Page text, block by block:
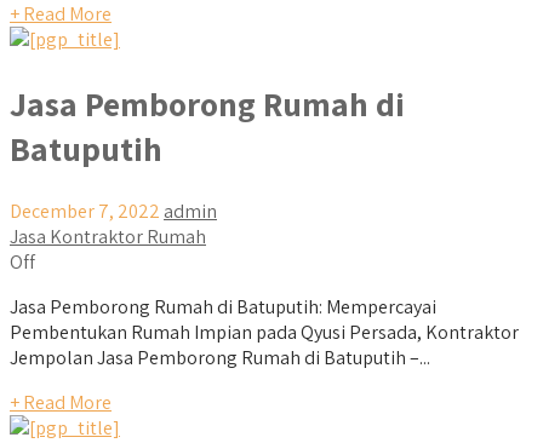
+ Read More
Jasa Pemborong Rumah di
Batuputih
December 7, 2022 admin
Jasa Kontraktor Rumah
Off
Jasa Pemborong Rumah di Batuputih: Mempercayai
Pembentukan Rumah Impian pada Qyusi Persada, Kontraktor
Jempolan Jasa Pemborong Rumah di Batuputih –...
+ Read More